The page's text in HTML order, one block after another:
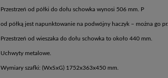
Przestrzeń od półki do dołu schowka wynosi 506 mm. P
od półką jest napunktowanie na podwójny haczyk – można go
Przestrzeń od wieszaka do dołu schowka to około 440 mm.
Uchwyty metalowe.
Wymiary szafki: (WxSxG) 1752x363x450 mm.